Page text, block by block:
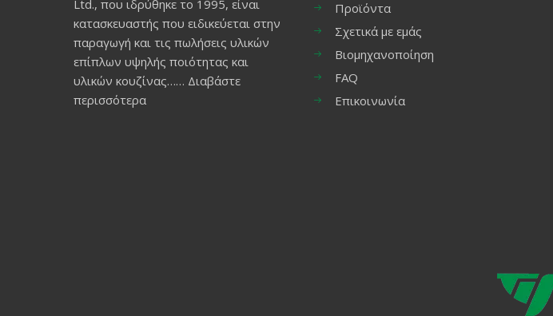
Ltd., που ιδρύθηκε το 1995, είναι
κατασκευαστής που ειδικεύεται στην
παραγωγή και τις πωλήσεις υλικών
επίπλων υψηλής ποιότητας και
υλικών κουζίνας…… Διαβάστε
περισσότερα
Προϊόντα
Σχετικά με εμάς
Βιομηχανοποίηση
FAQ
Επικοινωνία